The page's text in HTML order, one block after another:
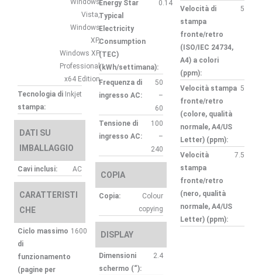
Windows
Vista,
Windows
XP,
Windows XP
Professional
x64 Edition
Tecnologia di
stampa:
Inkjet
DATI SU
IMBALLAGGIO
Cavi inclusi: AC
CARATTERISTI
CHE
Ciclo massimo
di
funzionamento
(pagine per
1600
Energy Star
Typical
Electricity
Consumption
(TEC)
(kWh/settimana):
0.14
Frequenza di
ingresso AC:
50
–
60
Tensione di
ingresso AC:
100
–
240
COPIA
Copia:
Colour
copying
DISPLAY
Dimensioni
schermo (“):
2.4
Velocità di
stampa
fronte/retro
(ISO/IEC 24734,
A4) a colori
(ppm):
5
Velocità stampa
fronte/retro
(colore, qualità
normale, A4/US
Letter) (ppm):
5
Velocità
stampa
fronte/retro
(nero, qualità
normale, A4/US
Letter) (ppm):
7.5